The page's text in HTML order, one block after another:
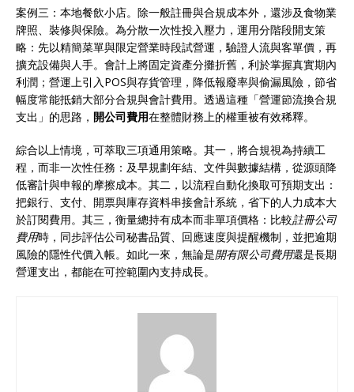
案例三：本地餐飲小店。除一般註冊與合規成本外，還涉及食物業
牌照、裝修與保險。為分散一次性投入壓力，運用分階段開支策
略：先以精簡菜單與限定營業時段試營運，驗證人流與客單價，再
擴充設備與人手。會計上將固定資產分攤折舊，利於掌握真實期內
利潤；營運上引入POS與存貨管理，降低報廢率與偷漏風險，節省
幅度常能抵銷大部分合規與會計費用。透過這種「營運節流換合規
支出」的思路， 開公司費用在整體財務上的權重被有效稀釋。
綜合以上情境，可萃取三項通用策略。其一，將合規視為持續工
程，而非一次性任務：及早規劃年結、文件與數據結構，從源頭降
低審計與申報的摩擦成本。其二，以流程自動化換取可預期支出：
把銀行、支付、開票與庫存資料串接會計系統，省下的人力成本大
於訂閱費用。其三，衡量總持有成本而非單項價格：比較註冊公司
費用時，同步評估公司秘書品質、回應速度與提醒機制，並把逾期
風險的隱性代價入帳。如此一來，無論是開有限公司費用還是長期
營運支出，都能在可控範圍內支持成長。